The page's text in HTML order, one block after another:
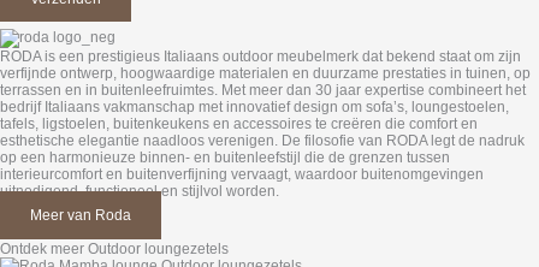
RODA is een prestigieus Italiaans outdoor meubelmerk dat bekend staat om zijn
verfijnde ontwerp, hoogwaardige materialen en duurzame prestaties in tuinen, op
terrassen en in buitenleefruimtes. Met meer dan 30 jaar expertise combineert het
bedrijf Italiaans vakmanschap met innovatief design om sofa’s, loungestoelen,
tafels, ligstoelen, buitenkeukens en accessoires te creëren die comfort en
esthetische elegantie naadloos verenigen. De filosofie van RODA legt de nadruk
op een harmonieuze binnen- en buitenleefstijl die de grenzen tussen
interieurcomfort en buitenverfijning vervaagt, waardoor buitenomgevingen
uitnodigend, functioneel en stijlvol worden.
Meer van Roda
Ontdek meer Outdoor loungezetels